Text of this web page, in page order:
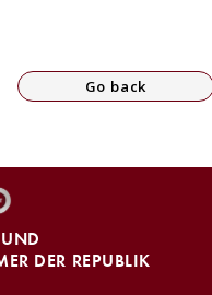
Go back
DER REPUBLIK